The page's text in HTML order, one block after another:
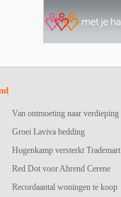
Van ontmoeting naar verdieping
Groei Laviva bedding
Hogenkamp versterkt Trademart
Red Dot voor Ahrend Cerene
Recordaantal woningen te koop